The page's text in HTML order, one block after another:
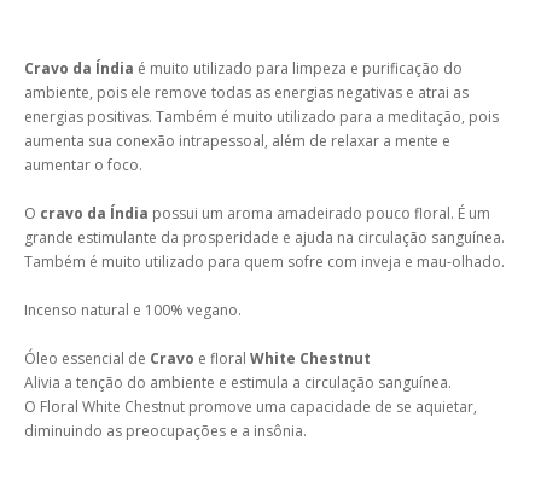
Cravo da Índia é muito utilizado para limpeza e purificação do
ambiente, pois ele remove todas as energias negativas e atrai as
energias positivas. Também é muito utilizado para a meditação, pois
aumenta sua conexão intrapessoal, além de relaxar a mente e
aumentar o foco.
O cravo da Índia possui um aroma amadeirado pouco floral. É um
grande estimulante da prosperidade e ajuda na circulação sanguínea.
Também é muito utilizado para quem sofre com inveja e mau-olhado.
Incenso natural e 100% vegano.
Óleo essencial de Cravo e floral White Chestnut
Alivia a tenção do ambiente e estimula a circulação sanguínea.
O Floral White Chestnut promove uma capacidade de se aquietar,
diminuindo as preocupações e a insônia.